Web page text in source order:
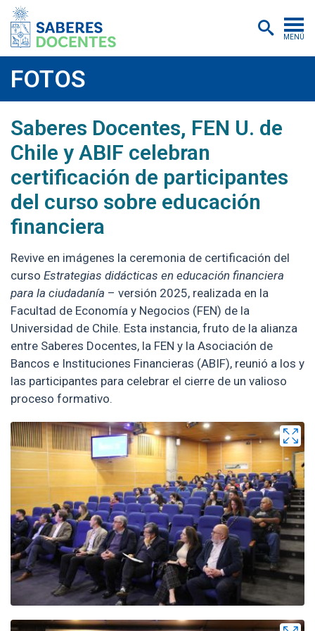
MENÚ
Postítulos y diplomados
Asistencias educativas
Investigación
Publicaciones
Certificados digitales
Aulas virtuales
FOTOS
Saberes Docentes, FEN U. de
Chile y ABIF celebran
certificación de participantes
del curso sobre educación
financiera
Revive en imágenes la ceremonia de certificación del
curso Estrategias didácticas en educación financiera
para la ciudadanía – versión 2025, realizada en la
Facultad de Economía y Negocios (FEN) de la
Universidad de Chile. Esta instancia, fruto de la alianza
entre Saberes Docentes, la FEN y la Asociación de
Bancos e Instituciones Financieras (ABIF), reunió a los y
las participantes para celebrar el cierre de un valioso
proceso formativo.
Zoom
Zoom